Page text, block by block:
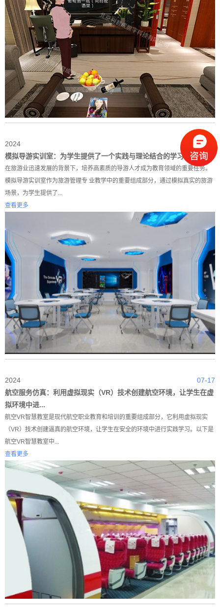
07-18
2024
模拟导游实训室：为学生提供了一个实践与理论结合的学习平台
在旅游业迅速发展的背景下，培养高素质的导游人才成为教育领域的重要任务。
模拟导游实训室作为旅游管理专 业教学中的重要组成部分，通过模拟真实的旅游
场景，为学生提供了...
查看更多
07-17
2024
航空服务仿真：利用虚拟现实（VR）技术创建航空环境，让学生在虚
拟环境中进...
航空VR智慧教室是现代航空职业教育和培训的重要组成部分，它利用虚拟现实
（VR）技术创建逼真的航空环境，让学生在安全的环境中进行实践学习。以下是
航空VR智慧教室中...
查看更多